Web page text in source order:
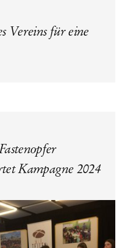
Vereins für eine
Kampagne 2024